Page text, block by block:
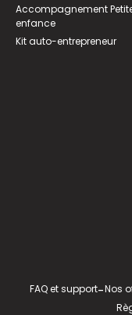
Accompagnement
enfance
Kit auto-entrepreneur
FAQ et support-Nos